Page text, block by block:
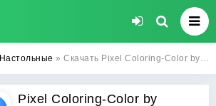
Настольные » Скачать Pixel Coloring-Color by number Взлом (Все открыто) на Андроид
Pixel Coloring-Color by